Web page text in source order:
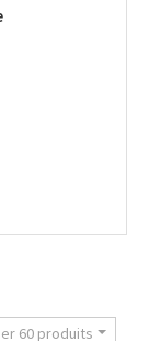
60 produits